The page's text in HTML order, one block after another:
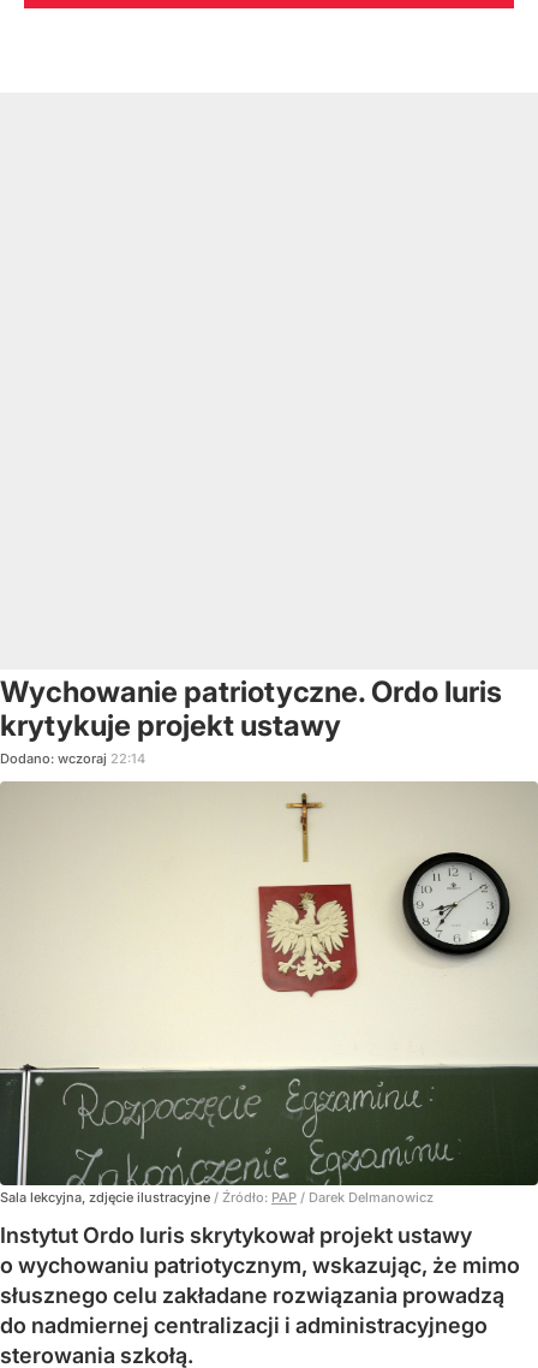
Wychowanie patriotyczne. Ordo Iuris
krytykuje projekt ustawy
Dodano: wczoraj 22:14
Sala lekcyjna, zdjęcie ilustracyjne / Źródło: PAP / Darek Delmanowicz
Instytut Ordo Iuris skrytykował projekt ustawy
o wychowaniu patriotycznym, wskazując, że mimo
słusznego celu zakładane rozwiązania prowadzą
do nadmiernej centralizacji i administracyjnego
sterowania szkołą.